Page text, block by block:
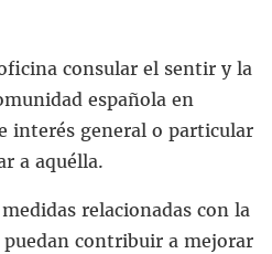
consular el sentir y la
española en
interés general o particular
a aquélla.
relacionadas con la
contribuir a mejorar